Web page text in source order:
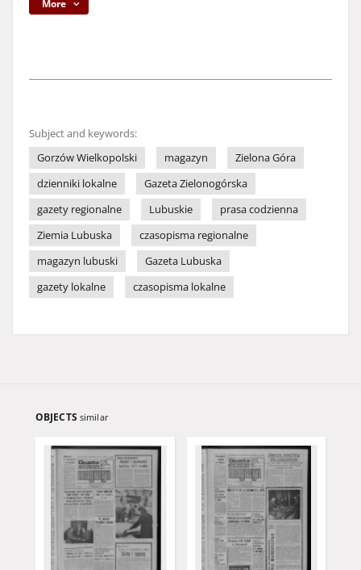
More
Subject and keywords:
Gorzów Wielkopolski
magazyn
Zielona Góra
dzienniki lokalne
Gazeta Zielonogórska
gazety regionalne
Lubuskie
prasa codzienna
Ziemia Lubuska
czasopisma regionalne
magazyn lubuski
Gazeta Lubuska
gazety lokalne
czasopisma lokalne
OBJECTS similar